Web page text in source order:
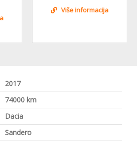
Više informacija
2017
74000 km
Dacia
Sandero